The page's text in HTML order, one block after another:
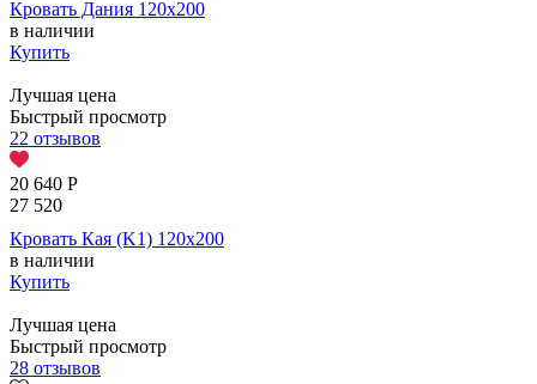
Кровать Дания 120х200
в наличии
Купить
Лучшая цена
Быстрый просмотр
22 отзывов
20 640 Р
27 520
Кровать Кая (K1) 120х200
в наличии
Купить
Лучшая цена
Быстрый просмотр
28 отзывов